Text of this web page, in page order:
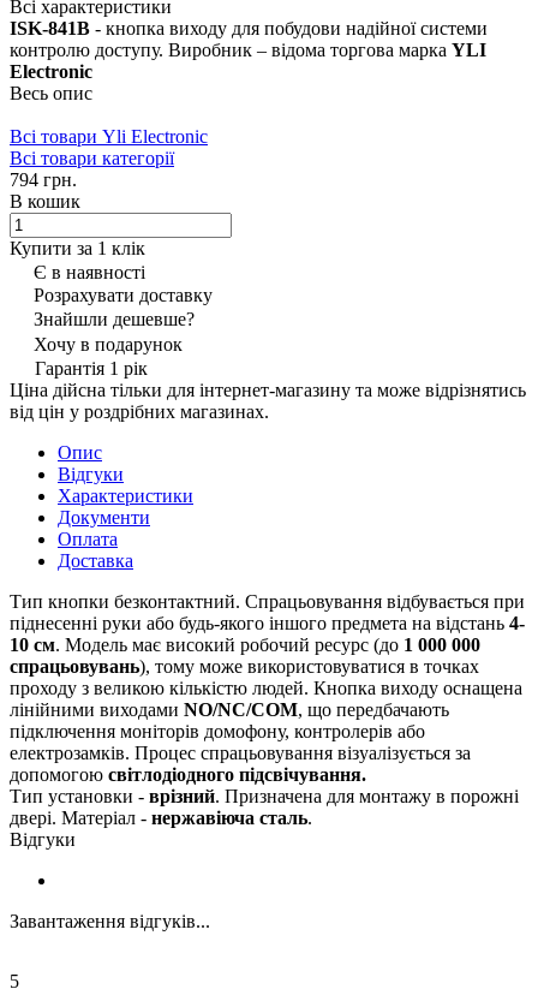
Всі характеристики
ISK-841B - кнопка виходу для побудови надійної системи
контролю доступу. Виробник – відома торгова марка YLI
Electronic
Весь опис
Всі товари Yli Electronic
Всі товари категорії
794 грн.
В кошик
Купити за 1 клiк
Є в наявності
Розрахувати доставку
Знайшли дешевше?
Хочу в подарунок
Гарантія 1 рік
Ціна дійсна тільки для інтернет-магазину та може відрізнятись
від цін у роздрібних магазинах.
Опис
Відгуки
Характеристики
Документи
Оплата
Доставка
Тип кнопки безконтактний. Спрацьовування відбувається при
піднесенні руки або будь-якого іншого предмета на відстань 4-
10 см. Модель має високий робочий ресурс (до 1 000 000
спрацьовувань), тому може використовуватися в точках
проходу з великою кількістю людей. Кнопка виходу оснащена
лінійними виходами NO/NC/COM, що передбачають
підключення моніторів домофону, контролерів або
електрозамків. Процес спрацьовування візуалізується за
допомогою світлодіодного підсвічування.
Тип установки - врізний. Призначена для монтажу в порожні
двері. Матеріал - нержавіюча сталь.
Відгуки
Завантаження відгуків...
5